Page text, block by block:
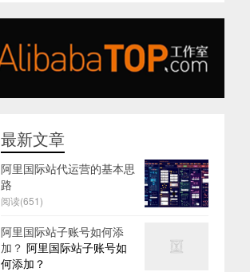
最新文章
阿里国际站代运营的基本思
路
阅读(651)
阿里国际站子账号如何添
加？ 阿里国际站子账号如
何添加？